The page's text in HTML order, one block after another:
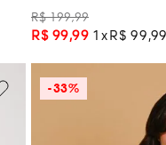
R$ 199,99
R$ 99,99 1 R$ 99 ,99
-33%